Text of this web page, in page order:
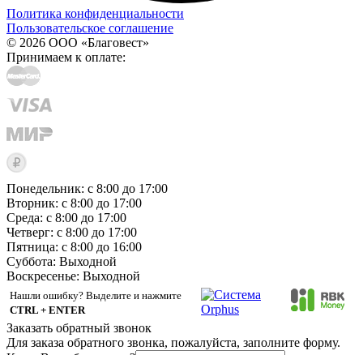
Политика конфиденциальности
Пользовательское соглашение
© 2026 ООО «Благовест»
Принимаем к оплате:
Понедельник: с 8:00 до 17:00
Вторник: с 8:00 до 17:00
Среда: с 8:00 до 17:00
Четверг: с 8:00 до 17:00
Пятница: с 8:00 до 16:00
Суббота: Выходной
Воскресенье: Выходной
Нашли ошибку? Выделите и нажмите
CTRL + ENTER
Заказать обратный звонок
Для заказа обратного звонка, пожалуйста, заполните форму.